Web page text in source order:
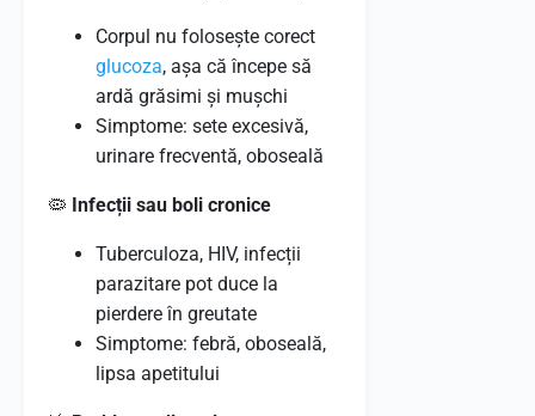
Corpul nu folosește corect
glucoza, așa că începe să
ardă grăsimi și mușchi
Simptome: sete excesivă,
urinare frecventă, oboseală
🦠 Infecții sau boli cronice
Tuberculoza, HIV, infecții
parazitare pot duce la
pierdere în greutate
Simptome: febră, oboseală,
lipsa apetitului